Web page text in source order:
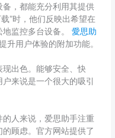
，都能充分利用其提供
”时，他们反映出希望在
地监控多台设备。愛思助
升用户体验的附加功能。
出色。能够安全、快
来说是一个很大的吸引
人来说，爱思助手注重
顾虑。官方网站提供了